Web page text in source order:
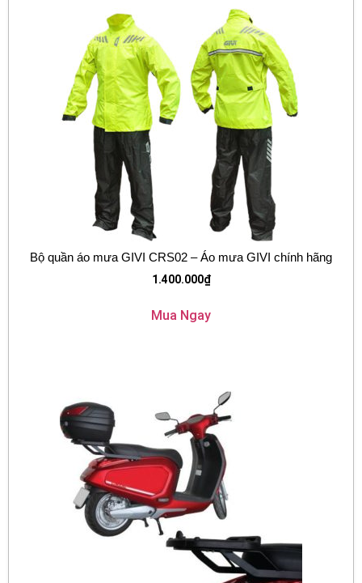
Bộ quần áo mưa GIVI CRS02 – Áo mưa GIVI chính hãng
1.400.000₫
Mua Ngay